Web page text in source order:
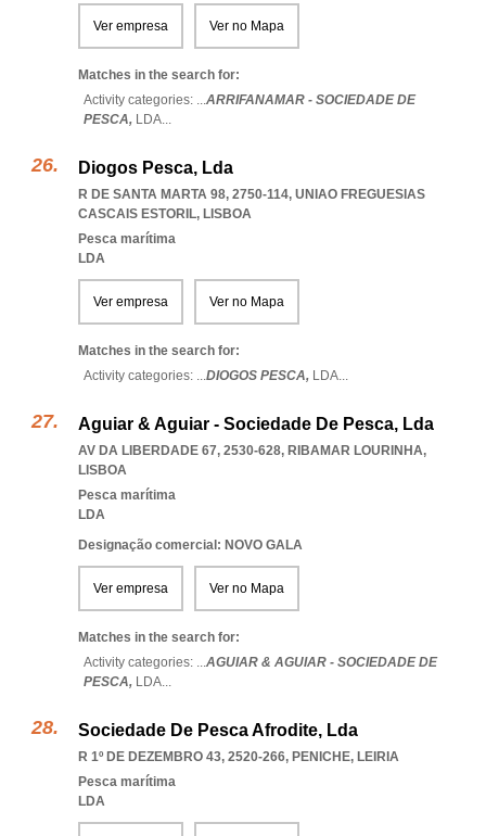
Ver empresa Ver no Mapa
Matches in the search for:
Activity categories: ...ARRIFANAMAR - SOCIEDADE DE
PESCA, LDA...
Diogos Pesca, Lda
R DE SANTA MARTA 98, 2750-114, UNIAO FREGUESIAS
CASCAIS ESTORIL, LISBOA
Pesca marítima
LDA
Ver empresa Ver no Mapa
Matches in the search for:
Activity categories: ...DIOGOS PESCA, LDA...
Aguiar & Aguiar - Sociedade De Pesca, Lda
AV DA LIBERDADE 67, 2530-628, RIBAMAR LOURINHA,
LISBOA
Pesca marítima
LDA
Designação comercial: NOVO GALA
Ver empresa Ver no Mapa
Matches in the search for:
Activity categories: ...AGUIAR & AGUIAR - SOCIEDADE DE
PESCA, LDA...
Sociedade De Pesca Afrodite, Lda
R 1º DE DEZEMBRO 43, 2520-266, PENICHE, LEIRIA
Pesca marítima
LDA